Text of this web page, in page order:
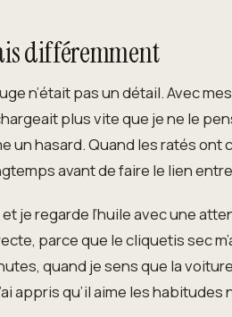
différemment
n’était pas un détail. Avec
plus vite que je ne le
un hasard. Quand les ratés
avant de faire le lien
regarde l’huile avec une
parce que le cliquetis sec
quand je sens que la
appris qu’il aime les